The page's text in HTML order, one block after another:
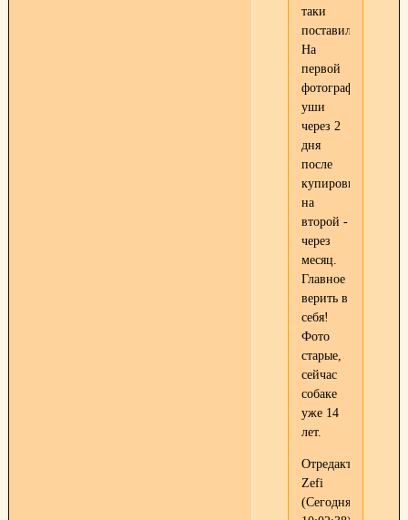
таки
поставили.
На
первой
фотографии
уши
через 2
дня
после
купировки,
на
второй -
через
месяц.
Главное
верить в
себя!
Фото
старые,
сейчас
собаке
уже 14
лет.
Отредактировано
Zefi
(Сегодня